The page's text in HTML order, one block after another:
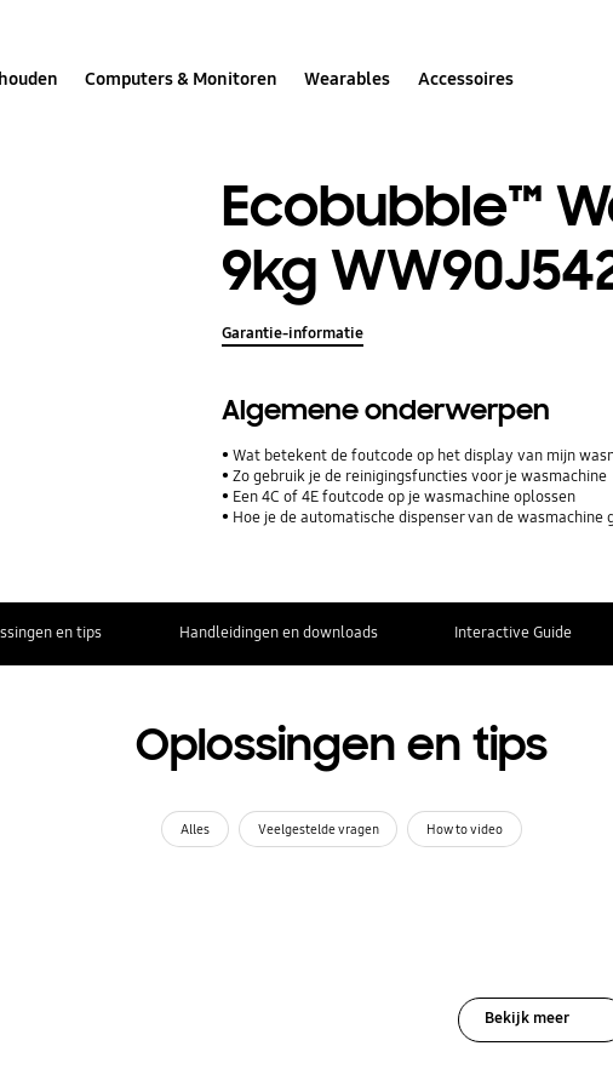
Computers & Monitoren Wearables Accessoires
Ecobubble™
9kg
Garantie-informatie
Algemene onderwerpen
Wat betekent de foutcode op het display van mijn
Zo gebruik je de reinigingsfuncties voor je wasmachine
Een 4C of 4E foutcode op je wasmachine oplossen
Hoe je de automatische dispenser van de wasmachine
en tips Handleidingen en downloads Interactive Guide
Oplossingen en tips
Alles Veelgestelde vragen How to video
Bekijk meer